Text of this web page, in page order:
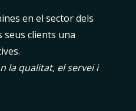
en el sector dels
clients una
la qualitat, el servei i